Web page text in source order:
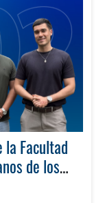
la Facultad
de los